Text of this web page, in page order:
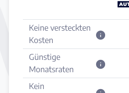
Keine versteckten
Kosten
Günstige
Monatsraten
Kein